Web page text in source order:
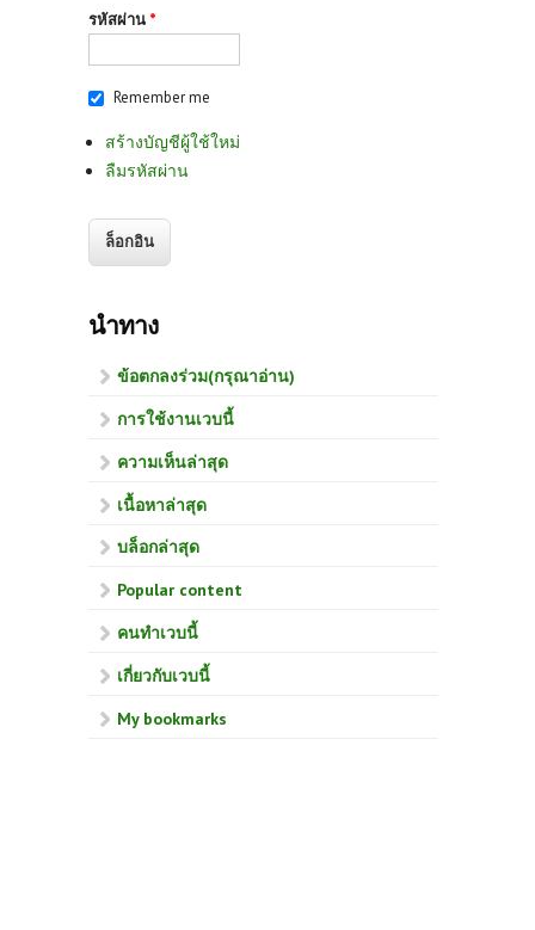
รหัสผ่าน *
Remember me
สร้างบัญชีผู้ใช้ใหม่
ลืมรหัสผ่าน
นำทาง
ข้อตกลงร่วม(กรุณาอ่าน)
การใช้งานเวบนี้
ความเห็นล่าสุด
เนื้อหาล่าสุด
บล็อกล่าสุด
Popular content
คนทำเวบนี้
เกี่ยวกับเวบนี้
My bookmarks